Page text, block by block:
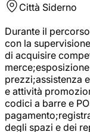
Città Siderno
Durante il
con la
di acquisire
prezzi;assistenza
e attività
codici a barre e
degli spazi e dei